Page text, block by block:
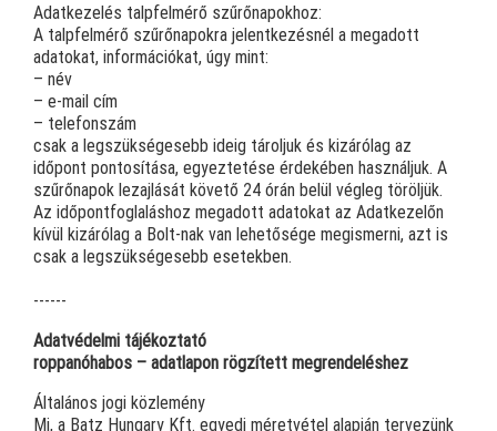
Adatkezelés talpfelmérő szűrőnapokhoz:
A talpfelmérő szűrőnapokra jelentkezésnél a megadott
adatokat, információkat, úgy mint:
– név
– e-mail cím
– telefonszám
csak a legszükségesebb ideig tároljuk és kizárólag az
időpont pontosítása, egyeztetése érdekében használjuk. A
szűrőnapok lezajlását követő 24 órán belül végleg töröljük.
Az időpontfoglaláshoz megadott adatokat az Adatkezelőn
kívül kizárólag a Bolt-nak van lehetősége megismerni, azt is
csak a legszükségesebb esetekben.
------
Adatvédelmi tájékoztató
roppanóhabos – adatlapon rögzített megrendeléshez
Általános jogi közlemény
Mi, a Batz Hungary Kft. egyedi méretvétel alapján tervezünk